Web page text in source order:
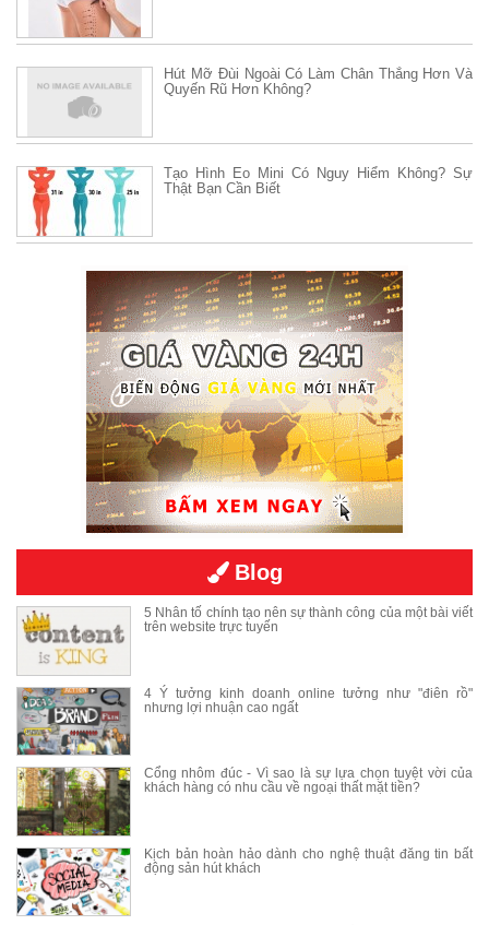
Hút Mỡ Đùi Ngoài Có Làm Chân Thẳng Hơn Và
Quyến Rũ Hơn Không?
Tạo Hình Eo Mini Có Nguy Hiểm Không? Sự
Thật Bạn Cần Biết
Blog
5 Nhân tố chính tạo nên sự thành công của một bài viết
trên website trực tuyến
4 Ý tưởng kinh doanh online tưởng như "điên rồ"
nhưng lợi nhuận cao ngất
Cổng nhôm đúc - Vì sao là sự lựa chọn tuyệt vời của
khách hàng có nhu cầu về ngoại thất mặt tiền?
Kịch bản hoàn hảo dành cho nghệ thuật đăng tin bất
động sản hút khách